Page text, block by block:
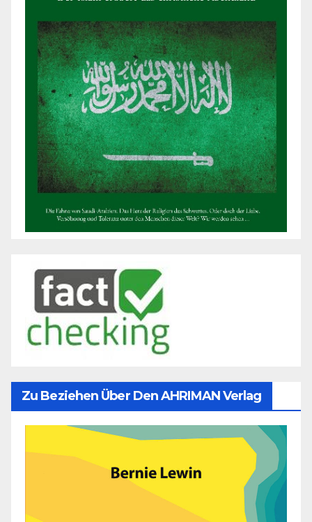
Zu Beziehen Über Den AHRIMAN Verlag